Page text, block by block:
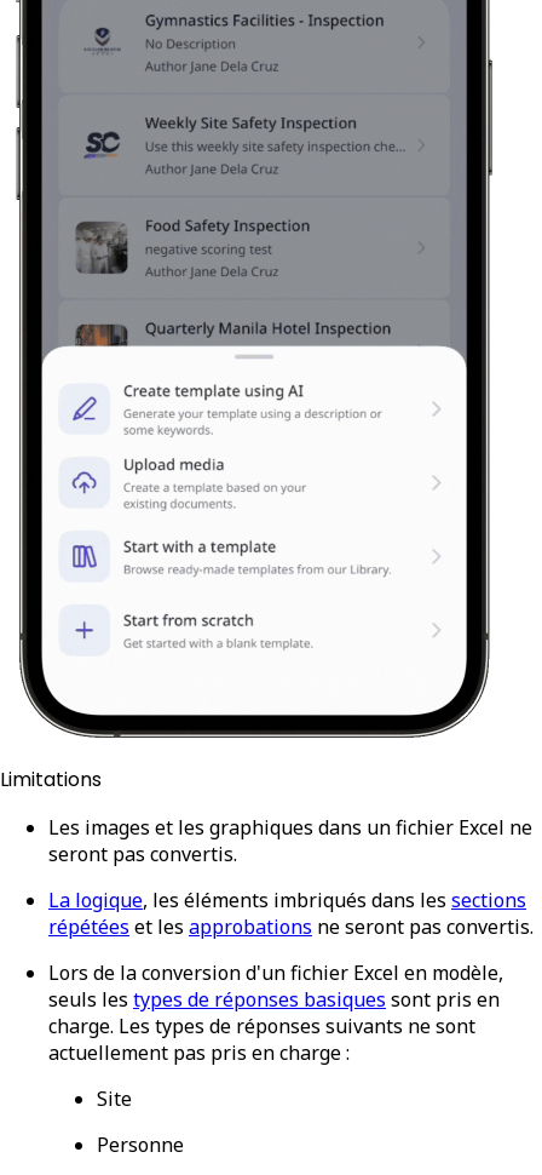
Limitations
Les images et les graphiques dans un fichier Excel ne
seront pas convertis.
La logique, les éléments imbriqués dans les sections
répétées et les approbations ne seront pas convertis.
Lors de la conversion d'un fichier Excel en modèle,
seuls les types de réponses basiques sont pris en
charge. Les types de réponses suivants ne sont
actuellement pas pris en charge :
Site
Personne